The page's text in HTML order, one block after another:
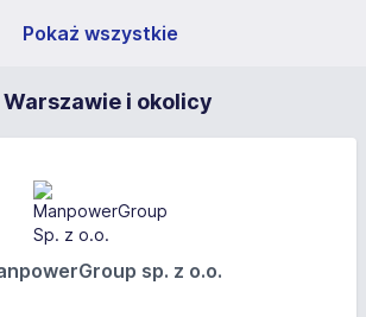
Pokaż wszystkie
i okolicy
sp. z o.o.